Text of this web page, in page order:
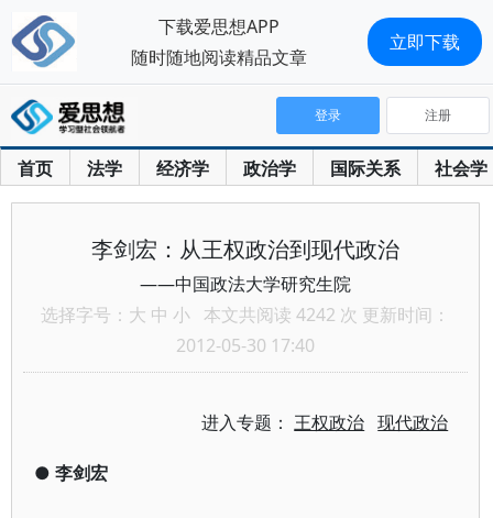
首页 法学 经济学 政治学 国际关系 社会学
登录 注册
李剑宏：从王权政治到现代政治
——中国政法大学研究生院
选择字号： 大 中 小 本文共阅读 4242 次 更新时间：
2012-05-30 17:40
进入专题：王权政治 现代政治
● 李剑宏
下载爱思想APP
随时随地阅读精品文章
立即下载